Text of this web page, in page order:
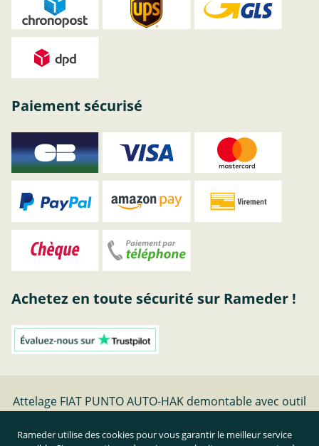
Paiement sécurisé
Achetez en toute sécurité sur Rameder !
Attelage FIAT PUNTO AUTO-HAK demontable avec outil
Rameder utilise des cookies pour vous garantir le meilleur service